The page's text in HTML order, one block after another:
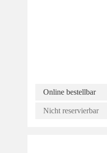
Online bestellbar
Nicht reservierbar